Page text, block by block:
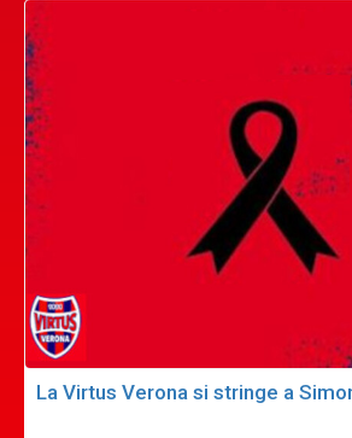
La Virtus Verona si stringe a